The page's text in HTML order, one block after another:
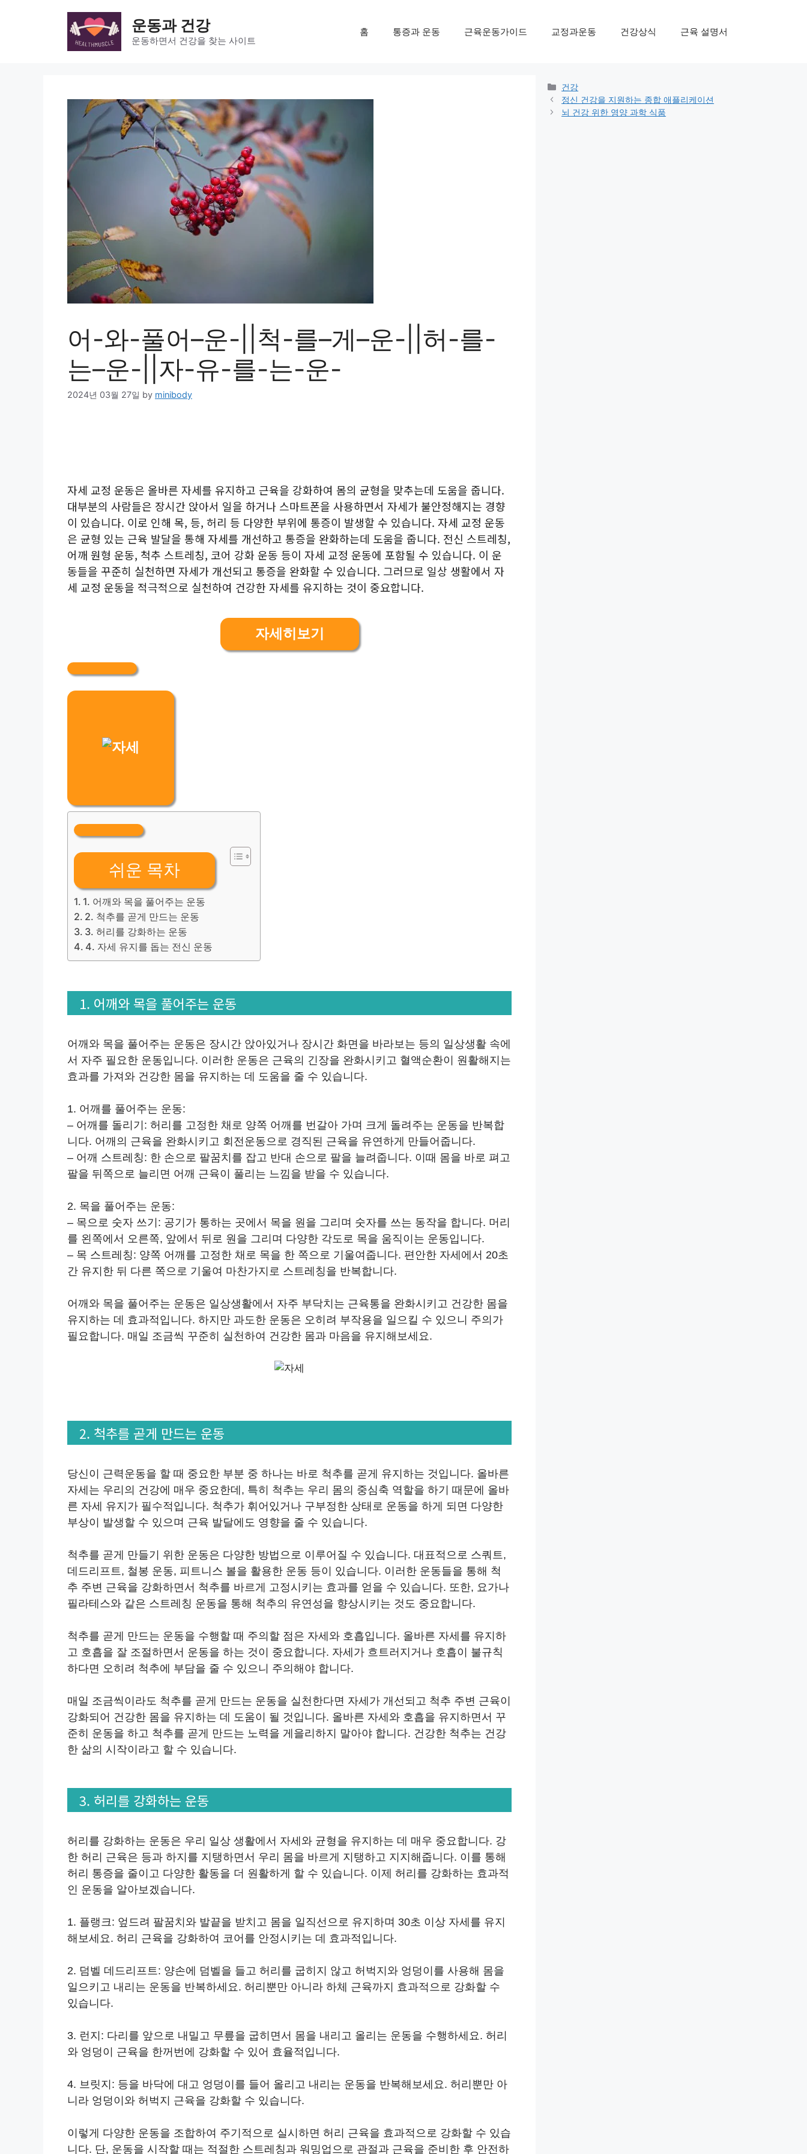
운동과 건강
운동하면서 건강을 찾는 사이트
홈 통증과 운동 근육운동가이드 교정과운동 건강상식 근육 설명서
어-와-풀어–운-||척-를–게–운-||허-를-
는–운-||자-유-를-는-운-
2024년 03월 27일 by minibody
자세 교정 운동은 올바른 자세를 유지하고 근육을 강화하여 몸의 균형을 맞추는데 도움을 줍니다.
대부분의 사람들은 장시간 앉아서 일을 하거나 스마트폰을 사용하면서 자세가 불안정해지는 경향
이 있습니다. 이로 인해 목, 등, 허리 등 다양한 부위에 통증이 발생할 수 있습니다. 자세 교정 운동
은 균형 있는 근육 발달을 통해 자세를 개선하고 통증을 완화하는데 도움을 줍니다. 전신 스트레칭,
어깨 원형 운동, 척추 스트레칭, 코어 강화 운동 등이 자세 교정 운동에 포함될 수 있습니다. 이 운
동들을 꾸준히 실천하면 자세가 개선되고 통증을 완화할 수 있습니다. 그러므로 일상 생활에서 자
세 교정 운동을 적극적으로 실천하여 건강한 자세를 유지하는 것이 중요합니다.
자세히보기
쉬운 목차
1. 어깨와 목을 풀어주는 운동
2. 척추를 곧게 만드는 운동
3. 허리를 강화하는 운동
4. 자세 유지를 돕는 전신 운동
1. 어깨와 목을 풀어주는 운동
어깨와 목을 풀어주는 운동은 장시간 앉아있거나 장시간 화면을 바라보는 등의 일상생활 속에
서 자주 필요한 운동입니다. 이러한 운동은 근육의 긴장을 완화시키고 혈액순환이 원활해지는
효과를 가져와 건강한 몸을 유지하는 데 도움을 줄 수 있습니다.
1. 어깨를 풀어주는 운동:
– 어깨를 돌리기: 허리를 고정한 채로 양쪽 어깨를 번갈아 가며 크게 돌려주는 운동을 반복합
니다. 어깨의 근육을 완화시키고 회전운동으로 경직된 근육을 유연하게 만들어줍니다.
– 어깨 스트레칭: 한 손으로 팔꿈치를 잡고 반대 손으로 팔을 늘려줍니다. 이때 몸을 바로 펴고
팔을 뒤쪽으로 늘리면 어깨 근육이 풀리는 느낌을 받을 수 있습니다.
2. 목을 풀어주는 운동:
– 목으로 숫자 쓰기: 공기가 통하는 곳에서 목을 원을 그리며 숫자를 쓰는 동작을 합니다. 머리
를 왼쪽에서 오른쪽, 앞에서 뒤로 원을 그리며 다양한 각도로 목을 움직이는 운동입니다.
– 목 스트레칭: 양쪽 어깨를 고정한 채로 목을 한 쪽으로 기울여줍니다. 편안한 자세에서 20초
간 유지한 뒤 다른 쪽으로 기울여 마찬가지로 스트레칭을 반복합니다.
어깨와 목을 풀어주는 운동은 일상생활에서 자주 부닥치는 근육통을 완화시키고 건강한 몸을
유지하는 데 효과적입니다. 하지만 과도한 운동은 오히려 부작용을 일으킬 수 있으니 주의가
필요합니다. 매일 조금씩 꾸준히 실천하여 건강한 몸과 마음을 유지해보세요.
2. 척추를 곧게 만드는 운동
당신이 근력운동을 할 때 중요한 부분 중 하나는 바로 척추를 곧게 유지하는 것입니다. 올바른
자세는 우리의 건강에 매우 중요한데, 특히 척추는 우리 몸의 중심축 역할을 하기 때문에 올바
른 자세 유지가 필수적입니다. 척추가 휘어있거나 구부정한 상태로 운동을 하게 되면 다양한
부상이 발생할 수 있으며 근육 발달에도 영향을 줄 수 있습니다.
척추를 곧게 만들기 위한 운동은 다양한 방법으로 이루어질 수 있습니다. 대표적으로 스쿼트,
데드리프트, 철봉 운동, 피트니스 볼을 활용한 운동 등이 있습니다. 이러한 운동들을 통해 척
추 주변 근육을 강화하면서 척추를 바르게 고정시키는 효과를 얻을 수 있습니다. 또한, 요가나
필라테스와 같은 스트레칭 운동을 통해 척추의 유연성을 향상시키는 것도 중요합니다.
척추를 곧게 만드는 운동을 수행할 때 주의할 점은 자세와 호흡입니다. 올바른 자세를 유지하
고 호흡을 잘 조절하면서 운동을 하는 것이 중요합니다. 자세가 흐트러지거나 호흡이 불규칙
하다면 오히려 척추에 부담을 줄 수 있으니 주의해야 합니다.
매일 조금씩이라도 척추를 곧게 만드는 운동을 실천한다면 자세가 개선되고 척추 주변 근육이
강화되어 건강한 몸을 유지하는 데 도움이 될 것입니다. 올바른 자세와 호흡을 유지하면서 꾸
준히 운동을 하고 척추를 곧게 만드는 노력을 게을리하지 말아야 합니다. 건강한 척추는 건강
한 삶의 시작이라고 할 수 있습니다.
3. 허리를 강화하는 운동
허리를 강화하는 운동은 우리 일상 생활에서 자세와 균형을 유지하는 데 매우 중요합니다. 강
한 허리 근육은 등과 하지를 지탱하면서 우리 몸을 바르게 지탱하고 지지해줍니다. 이를 통해
허리 통증을 줄이고 다양한 활동을 더 원활하게 할 수 있습니다. 이제 허리를 강화하는 효과적
인 운동을 알아보겠습니다.
1. 플랭크: 엎드려 팔꿈치와 발끝을 받치고 몸을 일직선으로 유지하며 30초 이상 자세를 유지
해보세요. 허리 근육을 강화하여 코어를 안정시키는 데 효과적입니다.
2. 덤벨 데드리프트: 양손에 덤벨을 들고 허리를 굽히지 않고 허벅지와 엉덩이를 사용해 몸을
일으키고 내리는 운동을 반복하세요. 허리뿐만 아니라 하체 근육까지 효과적으로 강화할 수
있습니다.
3. 런지: 다리를 앞으로 내밀고 무릎을 굽히면서 몸을 내리고 올리는 운동을 수행하세요. 허리
와 엉덩이 근육을 한꺼번에 강화할 수 있어 효율적입니다.
4. 브릿지: 등을 바닥에 대고 엉덩이를 들어 올리고 내리는 운동을 반복해보세요. 허리뿐만 아
니라 엉덩이와 허벅지 근육을 강화할 수 있습니다.
이렇게 다양한 운동을 조합하여 주기적으로 실시하면 허리 근육을 효과적으로 강화할 수 있습
니다. 단, 운동을 시작할 때는 적절한 스트레칭과 워밍업으로 관절과 근육을 준비한 후 안전하
Categories
건강
정신 건강을 지원하는 종합 애플리케이션
뇌 건강 위한 영양 과학 식품